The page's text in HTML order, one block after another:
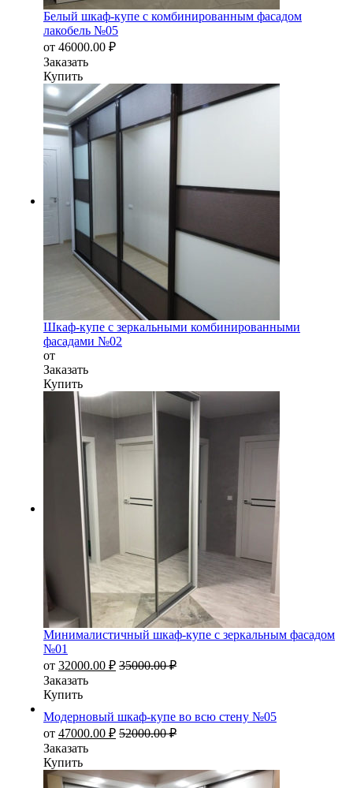
Белый шкаф-купе с комбинированным фасадом
лакобель №05
от 46000.00 ₽
Заказать
Купить
Шкаф-купе с зеркальными комбинированными
фасадами №02
от
Заказать
Купить
Минималистичный шкаф-купе с зеркальным фасадом
№01
от 32000.00 ₽ 35000.00₽
Заказать
Купить
Модерновый шкаф-купе во всю стену №05
от 47000.00 ₽ 52000.00₽
Заказать
Купить